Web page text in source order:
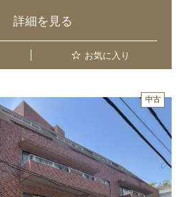
詳細を見る
お気に入り
中古